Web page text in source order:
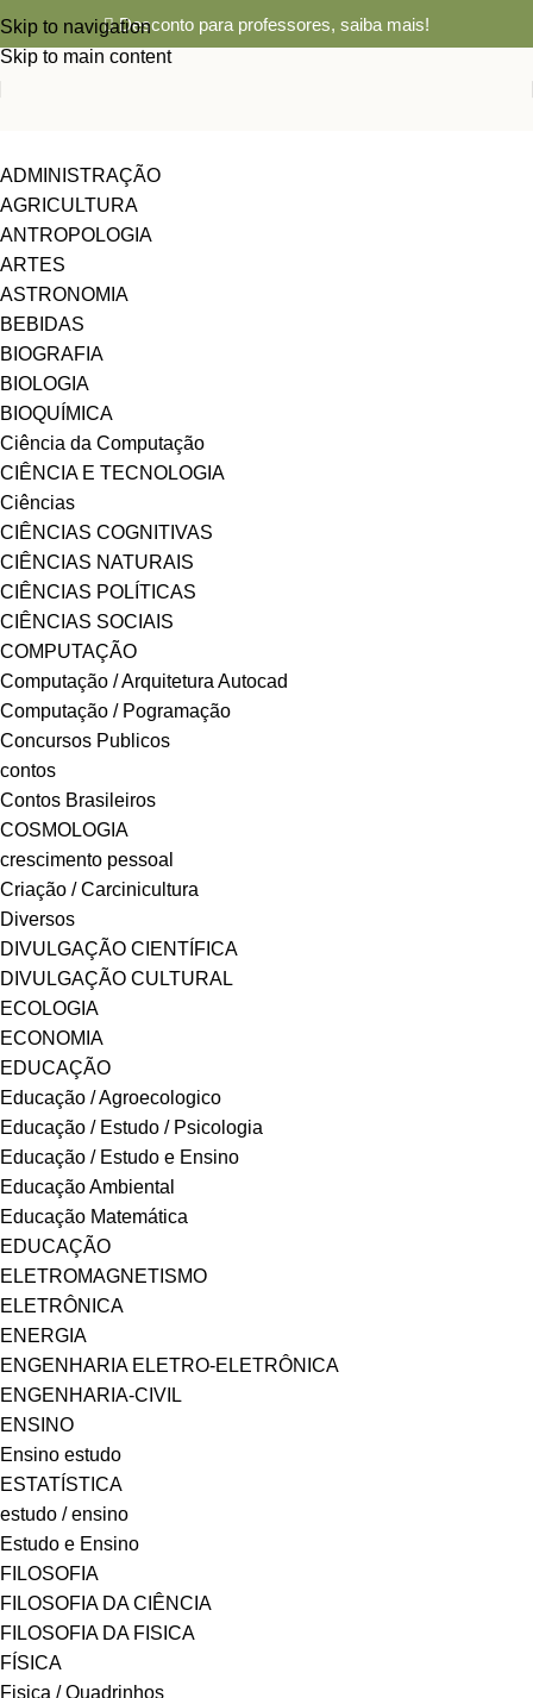
Skip to navigation
Skip to main content
Desconto para professores, saiba mais!
ADMINISTRAÇÃO
AGRICULTURA
ANTROPOLOGIA
ARTES
ASTRONOMIA
BEBIDAS
BIOGRAFIA
BIOLOGIA
BIOQUÍMICA
Ciência da Computação
CIÊNCIA E TECNOLOGIA
Ciências
CIÊNCIAS COGNITIVAS
CIÊNCIAS NATURAIS
CIÊNCIAS POLÍTICAS
CIÊNCIAS SOCIAIS
COMPUTAÇÃO
Computação / Arquitetura Autocad
Computação / Pogramação
Concursos Publicos
contos
Contos Brasileiros
COSMOLOGIA
crescimento pessoal
Criação / Carcinicultura
Diversos
DIVULGAÇÃO CIENTÍFICA
DIVULGAÇÃO CULTURAL
ECOLOGIA
ECONOMIA
EDUCAÇÃO
Educação / Agroecologico
Educação / Estudo / Psicologia
Educação / Estudo e Ensino
Educação Ambiental
Educação Matemática
EDUCAÇÃO
ELETROMAGNETISMO
ELETRÔNICA
ENERGIA
ENGENHARIA ELETRO-ELETRÔNICA
ENGENHARIA-CIVIL
ENSINO
Ensino estudo
ESTATÍSTICA
estudo / ensino
Estudo e Ensino
FILOSOFIA
FILOSOFIA DA CIÊNCIA
FILOSOFIA DA FISICA
FÍSICA
Fisica / Quadrinhos